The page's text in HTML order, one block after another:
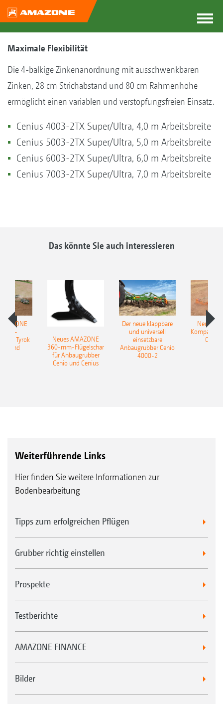
Maximale Flexibilität
Die 4-balkige Zinkenanordnung mit ausschwenkbaren
Zinken, 28 cm Strichabstand und 80 cm Rahmenhöhe
ermöglicht einen variablen und verstopfungsfreien Einsatz.
Cenius 4003-2TX Super/Ultra, 4,0 m Arbeitsbreite
Cenius 5003-2TX Super/Ultra, 5,0 m Arbeitsbreite
Cenius 6003-2TX Super/Ultra, 6,0 m Arbeitsbreite
Cenius 7003-2TX Super/Ultra, 7,0 m Arbeitsbreite
Das könnte Sie auch interessieren
Tyrok
Neues AMAZONE
360-mm-Flügelschar
für Anbaugrubber
Cenio und Cenius
Der neue klappbare
und universell
einsetzbare
Anbaugrubber Cenio
4000-2
Neue
Weiterführende Links
Hier finden Sie weitere Informationen zur
Bodenbearbeitung
Tipps zum erfolgreichen Pflügen
Grubber richtig einstellen
Prospekte
Testberichte
AMAZONE FINANCE
Bilder